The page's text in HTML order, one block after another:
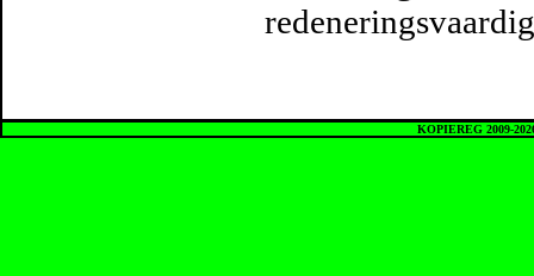
KOPIEREG 2009-